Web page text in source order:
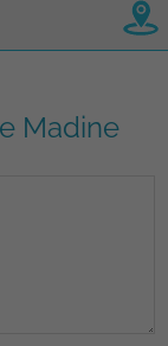
Madine